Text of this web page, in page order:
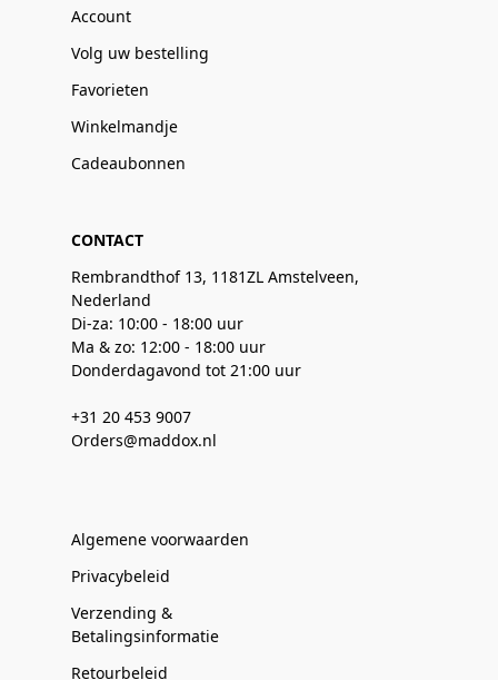
Account
Volg uw bestelling
Favorieten
Winkelmandje
Cadeaubonnen
CONTACT
Rembrandthof 13, 1181ZL Amstelveen,
Nederland
Di-za: 10:00 - 18:00 uur
Ma & zo: 12:00 - 18:00 uur
Donderdagavond tot 21:00 uur
+31 20 453 9007
Orders@maddox.nl
Algemene voorwaarden
Privacybeleid
Verzending &
Betalingsinformatie
Retourbeleid